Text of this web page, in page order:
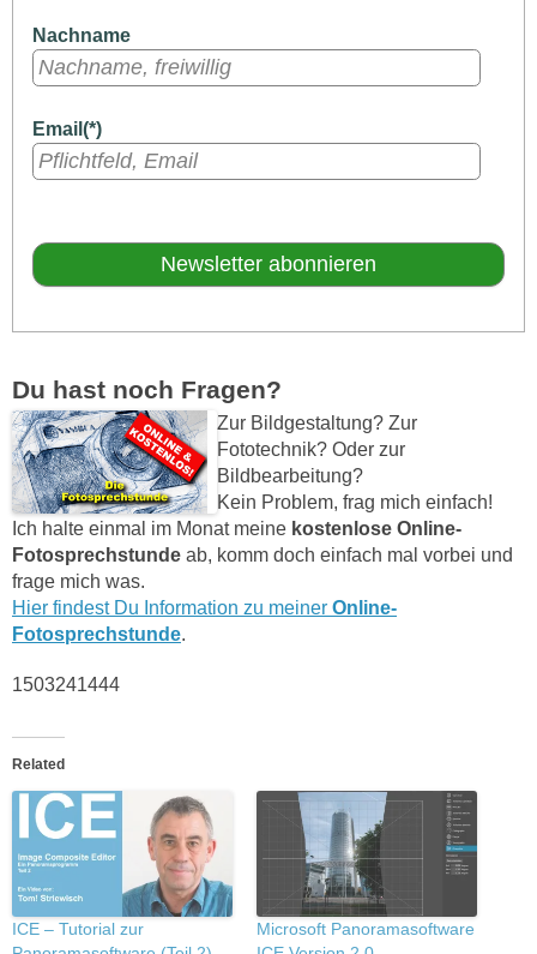
Nachname
Email(*)
Du hast noch Fragen?
Zur Bildgestaltung? Zur
Fototechnik? Oder zur
Bildbearbeitung?
Kein Problem, frag mich einfach!
Ich halte einmal im Monat meine kostenlose Online-
Fotosprechstunde ab, komm doch einfach mal vorbei und
frage mich was.
Hier findest Du Information zu meiner Online-
Fotosprechstunde.
1503241444
Related
ICE – Tutorial zur
Microsoft Panoramasoftware